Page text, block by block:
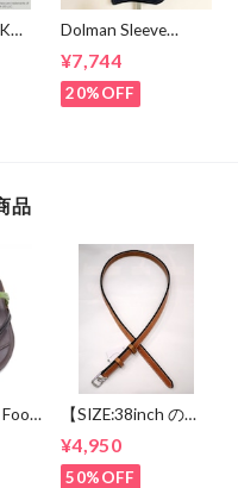
Dolman Sleeve
Switch Cut &
Sewn Black /
White
¥7,744
20%OFF
品
Foot
【SIZE:38inch の
み】TORY
LEATHER LEATHER
BELT2595 TAN
¥4,950
50%OFF